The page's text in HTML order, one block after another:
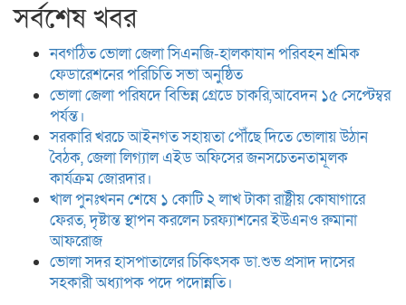
সর্বশেষ খবর
নবগঠিত ভোলা জেলা সিএনজি-হালকাযান পরিবহন শ্রমিক
ফেডারেশনের পরিচিতি সভা অনুষ্ঠিত
ভোলা জেলা পরিষদে বিভিন্ন গ্রেডে চাকরি,আবেদন ১৫ সেপ্টেম্বর
পর্যন্ত।
সরকারি খরচে আইনগত সহায়তা পৌঁছে দিতে ভোলায় উঠান
বৈঠক, জেলা লিগ্যাল এইড অফিসের জনসচেতনতামূলক
কার্যক্রম জোরদার।
খাল পুনঃখনন শেষে ১ কোটি ২ লাখ টাকা রাষ্ট্রীয় কোষাগারে
ফেরত, দৃষ্টান্ত স্থাপন করলেন চরফ্যাশনের ইউএনও রুমানা
আফরোজ
ভোলা সদর হাসপাতালের চিকিৎসক ডা.শুভ প্রসাদ দাসের
সহকারী অধ্যাপক পদে পদোন্নতি।